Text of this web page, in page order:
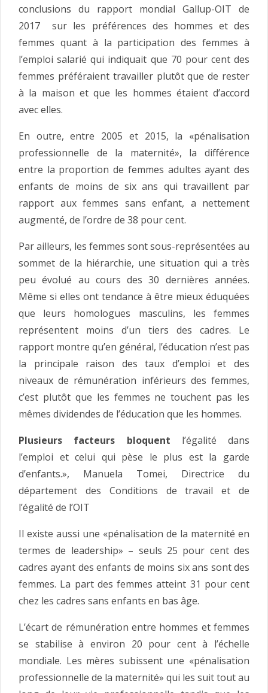
conclusions du rapport mondial Gallup-OIT de
2017 sur les préférences des hommes et des
femmes quant à la participation des femmes à
l’emploi salarié qui indiquait que 70 pour cent des
femmes préféraient travailler plutôt que de rester
à la maison et que les hommes étaient d’accord
avec elles.
En outre, entre 2005 et 2015, la «pénalisation
professionnelle de la maternité», la différence
entre la proportion de femmes adultes ayant des
enfants de moins de six ans qui travaillent par
rapport aux femmes sans enfant, a nettement
augmenté, de l’ordre de 38 pour cent.
Par ailleurs, les femmes sont sous-représentées au
sommet de la hiérarchie, une situation qui a très
peu évolué au cours des 30 dernières années.
Même si elles ont tendance à être mieux éduquées
que leurs homologues masculins, les femmes
représentent moins d’un tiers des cadres. Le
rapport montre qu’en général, l’éducation n’est pas
la principale raison des taux d’emploi et des
niveaux de rémunération inférieurs des femmes,
c’est plutôt que les femmes ne touchent pas les
mêmes dividendes de l’éducation que les hommes.
Plusieurs facteurs bloquent l’égalité dans
l’emploi et celui qui pèse le plus est la garde
d’enfants.», Manuela Tomei, Directrice du
département des Conditions de travail et de
l’égalité de l’OIT
Il existe aussi une «pénalisation de la maternité en
termes de leadership» – seuls 25 pour cent des
cadres ayant des enfants de moins six ans sont des
femmes. La part des femmes atteint 31 pour cent
chez les cadres sans enfants en bas âge.
L’écart de rémunération entre hommes et femmes
se stabilise à environ 20 pour cent à l’échelle
mondiale. Les mères subissent une «pénalisation
professionnelle de la maternité» qui les suit tout au